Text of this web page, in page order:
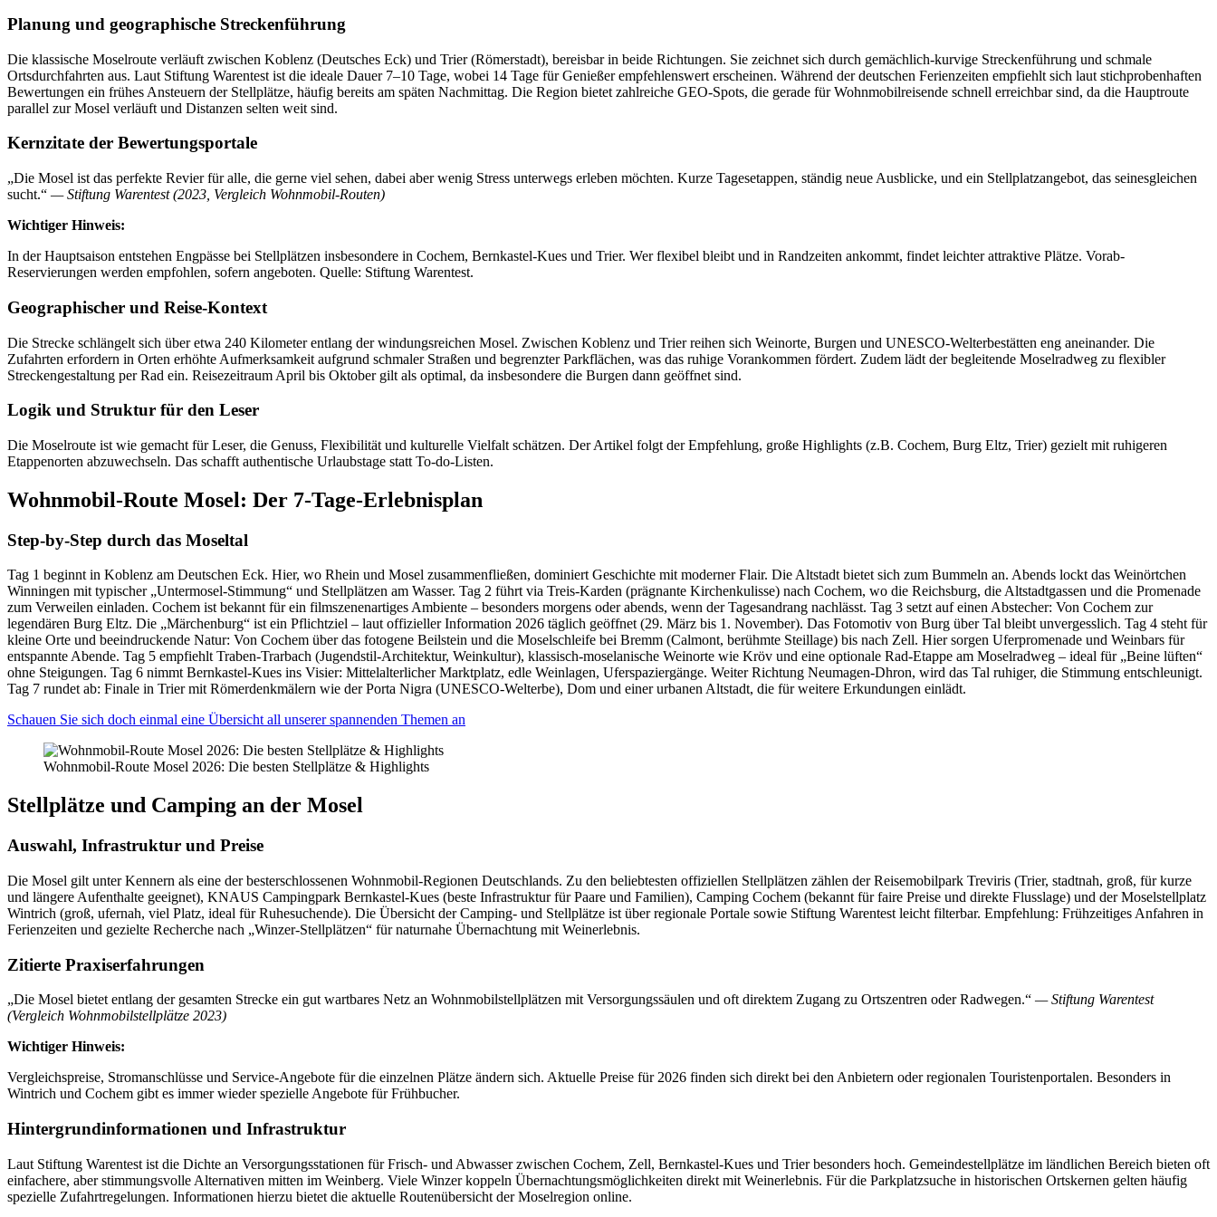
Planung und geographische Streckenführung
Die klassische Moselroute verläuft zwischen Koblenz (Deutsches Eck) und Trier (Römerstadt), bereisbar in beide Richtungen. Sie zeichnet sich durch gemächlich-kurvige Streckenführung und schmale
Ortsdurchfahrten aus. Laut Stiftung Warentest ist die ideale Dauer 7–10 Tage, wobei 14 Tage für Genießer empfehlenswert erscheinen. Während der deutschen Ferienzeiten empfiehlt sich laut stichprobenhaften
Bewertungen ein frühes Ansteuern der Stellplätze, häufig bereits am späten Nachmittag. Die Region bietet zahlreiche GEO-Spots, die gerade für Wohnmobilreisende schnell erreichbar sind, da die Hauptroute
parallel zur Mosel verläuft und Distanzen selten weit sind.
Kernzitate der Bewertungsportale
„Die Mosel ist das perfekte Revier für alle, die gerne viel sehen, dabei aber wenig Stress unterwegs erleben möchten. Kurze Tagesetappen, ständig neue Ausblicke, und ein Stellplatzangebot, das seinesgleichen
sucht.“ — Stiftung Warentest (2023, Vergleich Wohnmobil-Routen)
Wichtiger Hinweis:
In der Hauptsaison entstehen Engpässe bei Stellplätzen insbesondere in Cochem, Bernkastel-Kues und Trier. Wer flexibel bleibt und in Randzeiten ankommt, findet leichter attraktive Plätze. Vorab-
Reservierungen werden empfohlen, sofern angeboten. Quelle: Stiftung Warentest.
Geographischer und Reise-Kontext
Die Strecke schlängelt sich über etwa 240 Kilometer entlang der windungsreichen Mosel. Zwischen Koblenz und Trier reihen sich Weinorte, Burgen und UNESCO-Welterbestätten eng aneinander. Die
Zufahrten erfordern in Orten erhöhte Aufmerksamkeit aufgrund schmaler Straßen und begrenzter Parkflächen, was das ruhige Vorankommen fördert. Zudem lädt der begleitende Moselradweg zu flexibler
Streckengestaltung per Rad ein. Reisezeitraum April bis Oktober gilt als optimal, da insbesondere die Burgen dann geöffnet sind.
Logik und Struktur für den Leser
Die Moselroute ist wie gemacht für Leser, die Genuss, Flexibilität und kulturelle Vielfalt schätzen. Der Artikel folgt der Empfehlung, große Highlights (z.B. Cochem, Burg Eltz, Trier) gezielt mit ruhigeren
Etappenorten abzuwechseln. Das schafft authentische Urlaubstage statt To-do-Listen.
Wohnmobil-Route Mosel: Der 7-Tage-Erlebnisplan
Step-by-Step durch das Moseltal
Tag 1 beginnt in Koblenz am Deutschen Eck. Hier, wo Rhein und Mosel zusammenfließen, dominiert Geschichte mit moderner Flair. Die Altstadt bietet sich zum Bummeln an. Abends lockt das Weinörtchen
Winningen mit typischer „Untermosel-Stimmung“ und Stellplätzen am Wasser. Tag 2 führt via Treis-Karden (prägnante Kirchenkulisse) nach Cochem, wo die Reichsburg, die Altstadtgassen und die Promenade
zum Verweilen einladen. Cochem ist bekannt für ein filmszenenartiges Ambiente – besonders morgens oder abends, wenn der Tagesandrang nachlässt. Tag 3 setzt auf einen Abstecher: Von Cochem zur
legendären Burg Eltz. Die „Märchenburg“ ist ein Pflichtziel – laut offizieller Information 2026 täglich geöffnet (29. März bis 1. November). Das Fotomotiv von Burg über Tal bleibt unvergesslich. Tag 4 steht für
kleine Orte und beeindruckende Natur: Von Cochem über das fotogene Beilstein und die Moselschleife bei Bremm (Calmont, berühmte Steillage) bis nach Zell. Hier sorgen Uferpromenade und Weinbars für
entspannte Abende. Tag 5 empfiehlt Traben-Trarbach (Jugendstil-Architektur, Weinkultur), klassisch-moselanische Weinorte wie Kröv und eine optionale Rad-Etappe am Moselradweg – ideal für „Beine lüften“
ohne Steigungen. Tag 6 nimmt Bernkastel-Kues ins Visier: Mittelalterlicher Marktplatz, edle Weinlagen, Uferspaziergänge. Weiter Richtung Neumagen-Dhron, wird das Tal ruhiger, die Stimmung entschleunigt.
Tag 7 rundet ab: Finale in Trier mit Römerdenkmälern wie der Porta Nigra (UNESCO-Welterbe), Dom und einer urbanen Altstadt, die für weitere Erkundungen einlädt.
Schauen Sie sich doch einmal eine Übersicht all unserer spannenden Themen an
Wohnmobil-Route Mosel 2026: Die besten Stellplätze & Highlights
Stellplätze und Camping an der Mosel
Auswahl, Infrastruktur und Preise
Die Mosel gilt unter Kennern als eine der besterschlossenen Wohnmobil-Regionen Deutschlands. Zu den beliebtesten offiziellen Stellplätzen zählen der Reisemobilpark Treviris (Trier, stadtnah, groß, für kurze
und längere Aufenthalte geeignet), KNAUS Campingpark Bernkastel-Kues (beste Infrastruktur für Paare und Familien), Camping Cochem (bekannt für faire Preise und direkte Flusslage) und der Moselstellplatz
Wintrich (groß, ufernah, viel Platz, ideal für Ruhesuchende). Die Übersicht der Camping- und Stellplätze ist über regionale Portale sowie Stiftung Warentest leicht filterbar. Empfehlung: Frühzeitiges Anfahren in
Ferienzeiten und gezielte Recherche nach „Winzer-Stellplätzen“ für naturnahe Übernachtung mit Weinerlebnis.
Zitierte Praxiserfahrungen
„Die Mosel bietet entlang der gesamten Strecke ein gut wartbares Netz an Wohnmobilstellplätzen mit Versorgungssäulen und oft direktem Zugang zu Ortszentren oder Radwegen.“ — Stiftung Warentest
(Vergleich Wohnmobilstellplätze 2023)
Wichtiger Hinweis:
Vergleichspreise, Stromanschlüsse und Service-Angebote für die einzelnen Plätze ändern sich. Aktuelle Preise für 2026 finden sich direkt bei den Anbietern oder regionalen Touristenportalen. Besonders in
Wintrich und Cochem gibt es immer wieder spezielle Angebote für Frühbucher.
Hintergrundinformationen und Infrastruktur
Laut Stiftung Warentest ist die Dichte an Versorgungsstationen für Frisch- und Abwasser zwischen Cochem, Zell, Bernkastel-Kues und Trier besonders hoch. Gemeindestellplätze im ländlichen Bereich bieten oft
einfachere, aber stimmungsvolle Alternativen mitten im Weinberg. Viele Winzer koppeln Übernachtungsmöglichkeiten direkt mit Weinerlebnis. Für die Parkplatzsuche in historischen Ortskernen gelten häufig
spezielle Zufahrtregelungen. Informationen hierzu bietet die aktuelle Routenübersicht der Moselregion online.